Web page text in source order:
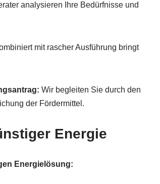
analysieren Ihre Bedürfnisse und
mit rascher Ausführung bringt
Wir begleiten Sie durch den
der Fördermittel.
Energie
Energielösung: